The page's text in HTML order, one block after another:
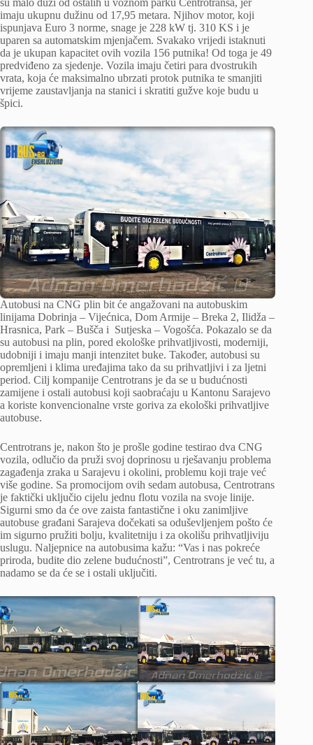
su malo duži od ostalih u voznom parku Centrotransa, jer
imaju ukupnu dužinu od 17,95 metara. Njihov motor, koji
ispunjava Euro 3 norme, snage je 228 kW tj. 310 KS i je
uparen sa automatskim mjenjačem. Svakako vrijedi istaknuti
da je ukupan kapacitet ovih vozila 156 putnika! Od toga je 49
predviđeno za sjedenje. Vozila imaju četiri para dvostrukih
vrata, koja će maksimalno ubrzati protok putnika te smanjiti
vrijeme zaustavljanja na stanici i skratiti gužve koje budu u
špici.
Autobusi na CNG plin bit će angažovani na autobuskim
linijama Dobrinja – Vijećnica, Dom Armije – Breka 2, Ilidža –
Hrasnica, Park – Bušča i Sutjeska – Vogošća. Pokazalo se da
su autobusi na plin, pored ekološke prihvatljivosti, moderniji,
udobniji i imaju manji intenzitet buke. Također, autobusi su
opremljeni i klima uređajima tako da su prihvatljivi i za ljetni
period. Cilj kompanije Centrotrans je da se u budućnosti
zamijene i ostali autobusi koji saobraćaju u Kantonu Sarajevo
a koriste konvencionalne vrste goriva za ekološki prihvatljive
autobuse.
Centrotrans je, nakon što je prošle godine testirao dva CNG
vozila, odlučio da pruži svoj doprinosu u rješavanju problema
zagađenja zraka u Sarajevu i okolini, problemu koji traje već
više godine. Sa promocijom ovih sedam autobusa, Centrotrans
je faktički uključio cijelu jednu flotu vozila na svoje linije.
Sigurni smo da će ove zaista fantastične i oku zanimljive
autobuse građani Sarajeva dočekati sa oduševljenjem pošto će
im sigurno pružiti bolju, kvalitetniju i za okolišu prihvatljiviju
uslugu. Naljepnice na autobusima kažu: “Vas i nas pokreće
priroda, budite dio zelene budućnosti”, Centrotrans je već tu, a
nadamo se da će se i ostali uključiti.